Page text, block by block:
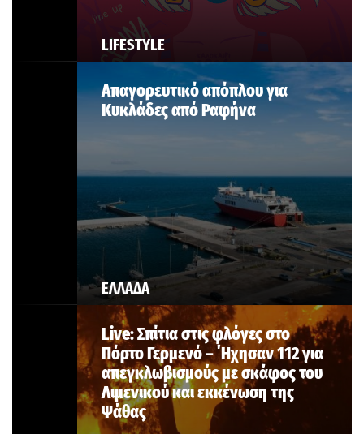
LIFESTYLE
ΕΛΛΑΔΑ
Απαγορευτικό απόπλου για
Κυκλάδες από Ραφήνα
Live: Σπίτια στις φλόγες στο
Πόρτο Γερμενό – ΄Ηχησαν 112 για
απεγκλωβισμούς με σκάφος του
Λιμενικού και εκκένωση της
Ψάθας